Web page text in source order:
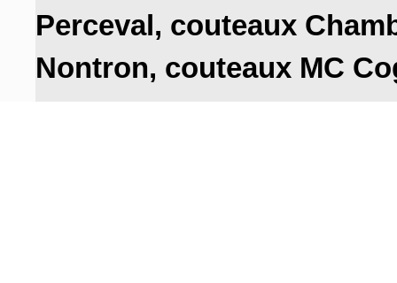
Perceval, couteaux
Nontron, couteaux MC